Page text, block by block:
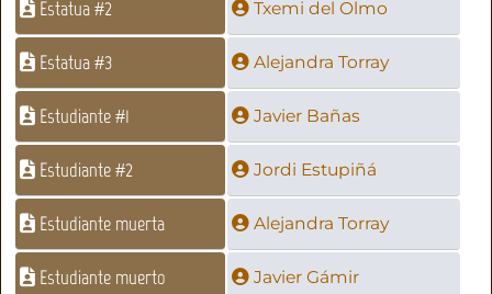
Estatua #2 Txemi del Olmo
Estatua #3 Alejandra Torray
Estudiante #1 Javier Bañas
Estudiante #2 Jordi Estupiñá
Estudiante muerta Alejandra Torray
Estudiante muerto Javier Gámir